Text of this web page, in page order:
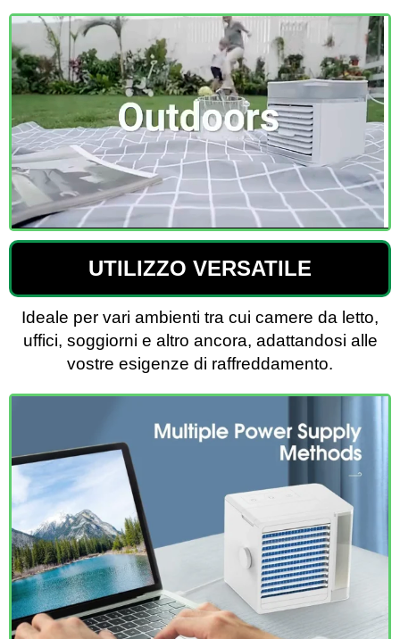
UTILIZZO VERSATILE
Ideale per vari ambienti tra cui camere da letto,
uffici, soggiorni e altro ancora, adattandosi alle
vostre esigenze di raffreddamento.